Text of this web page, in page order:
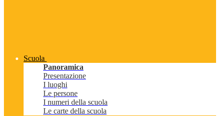
Scuola
Panoramica
Presentazione
I luoghi
Le persone
I numeri della scuola
Le carte della scuola